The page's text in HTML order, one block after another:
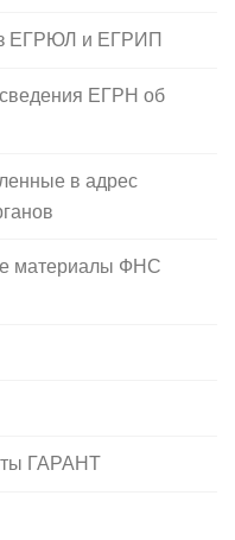
ЕГРЮЛ и ЕГРИП
ЕГРН об
в адрес
материалы ФНС
ГАРАНТ